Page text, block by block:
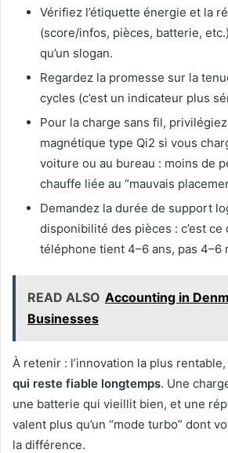
Vérifiez l’étiquette énergie et la
(score/infos, pièces, batterie,
qu’un slogan.
Regardez la promesse sur la
cycles (c’est un indicateur plus
Pour la charge sans fil, privilégiez
magnétique type Qi2 si vous
voiture ou au bureau : moins de
chauffe liée au “mauvais
Demandez la durée de support
disponibilité des pièces : c’est ce
téléphone tient 4–6 ans, pas 4–6
READ ALSO Accounting in
Businesses
À retenir : l’innovation la plus rentable,
qui reste fiable longtemps. Une
une batterie qui vieillit bien, et une
valent plus qu’un “mode turbo” dont
la différence.